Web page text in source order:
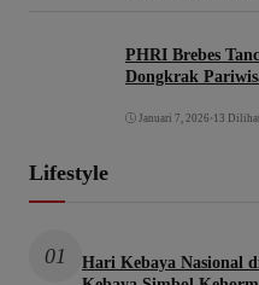
PHRI Brebes
Dongkrak
Januari 7, 2026 • 13 Dilihat
Lifestyle
01
Hari Kebaya Nasional